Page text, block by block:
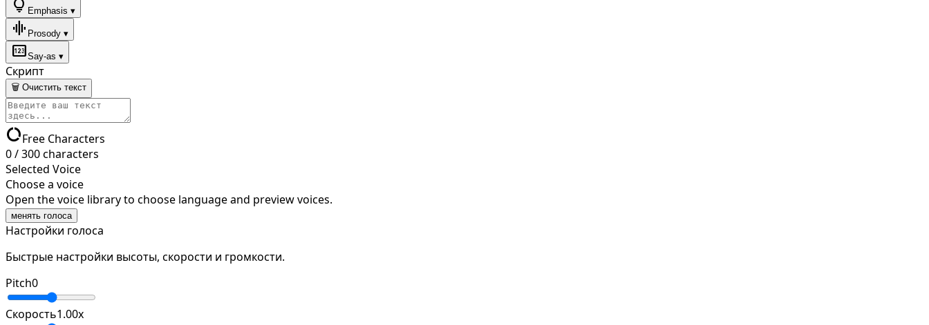
lightbulb Emphasis ▾
graphic_eq Prosody ▾
pinSay-as ▾
Скрипт
🗑 Очистить текст
data_usageFree Characters
0/300characters
Selected Voice
Choose a voice
Open the voice library to choose language and preview voices.
менять голоса
Настройки голоса
Быстрые настройки высоты, скорости и громкости.
Pitch0
Скорость1.00x